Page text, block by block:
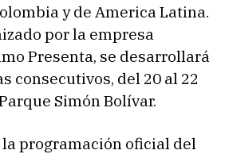
y de America Latina.
por la empresa
Presenta, se desarrollará
consecutivos, del 20 al 22
Simón Bolívar.
la programación oficial del